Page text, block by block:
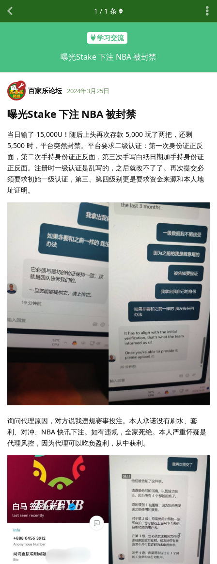
学习交流
曝光Stake 下注 NBA 被封禁
1 / 1 条
百家乐论坛 2024年3月25日
曝光Stake 下注 NBA 被封禁
当日输了 15,000U！随后上头再次存款 5,000 玩了两把，还剩
5,500 时，平台突然封禁。平台要求二级认证：第一次身份证正反
面，第二次手持身份证正反面，第三次手写白纸日期加手持身份证
正反面。注册时一级认证是乱写的，之后就改不了了。再次提交必
须要求初始一级认证，第三、第四级别更是要求资金来源和本人地
址证明。
询问代理原因，对方说我违规赛事投注。本人承诺没有刷水、套
利、对冲、NBA 快讯下注。如有违规，全家死绝。本人严重怀疑是
代理风控，因为代理可以吃负盈利，从中获利。